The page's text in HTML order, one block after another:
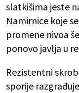
slatkišima jeste
Namirnice koje
promene nivoa
ponovo javlja u
Rezistentni
sporije